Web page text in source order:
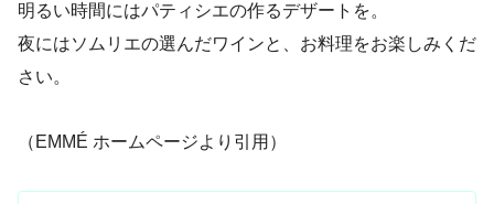
明るい時間にはパティシエの作るデザートを。
夜にはソムリエの選んだワインと、お料理をお楽しみくだ
さい。
（EMMÉ ホームページより引用）